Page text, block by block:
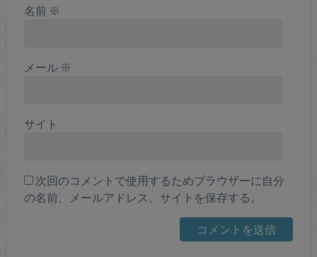
名前 ※
メール ※
サイト
次回のコメントで使用するためブラウザーに自分
の名前、メールアドレス、サイトを保存する。